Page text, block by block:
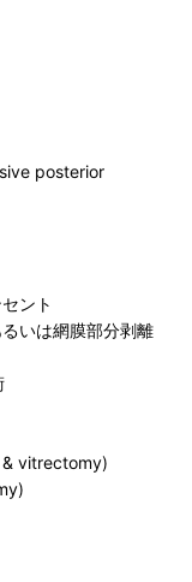
posterior
ント
いは網膜部分剥離
vitrectomy)